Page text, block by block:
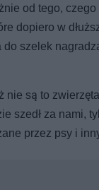
od tego,
dopiero w
szelek
są to
szedł za nami,
przez psy i